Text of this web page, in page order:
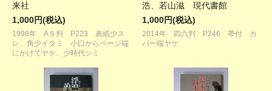
来社
1,000円(税込)
1998年 A５判 P223 表紙少ス
レ、角少イタミ 小口からページ端
にかけてヤケ、少時代シミ
浩、若山滋 現代書館
1,000円(税込)
2014年 四六判 P246 帯付 カ
バー端ヤケ